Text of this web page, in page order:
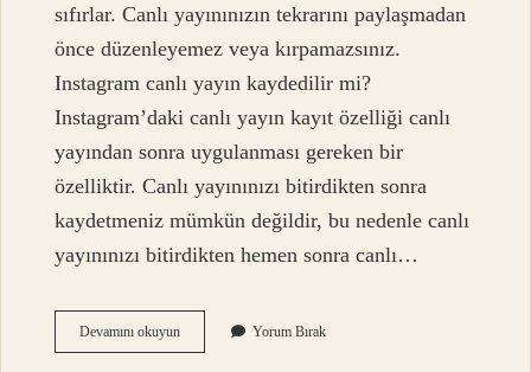
sıfırlar. Canlı yayınınızın tekrarını paylaşmadan
önce düzenleyemez veya kırpamazsınız.
Instagram canlı yayın kaydedilir mi?
Instagram’daki canlı yayın kayıt özelliği canlı
yayından sonra uygulanması gereken bir
özelliktir. Canlı yayınınızı bitirdikten sonra
kaydetmeniz mümkün değildir, bu nedenle canlı
yayınınızı bitirdikten hemen sonra canlı…
Devamını okuyunInstagram
Canlı
Yorum Bırak